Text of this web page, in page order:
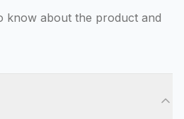
know about the product and